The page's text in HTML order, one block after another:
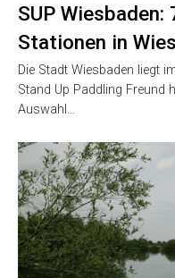
SUP Wiesbaden:
Stationen in
Die Stadt Wiesbaden liegt
Stand Up Paddling Freund
Auswahl…